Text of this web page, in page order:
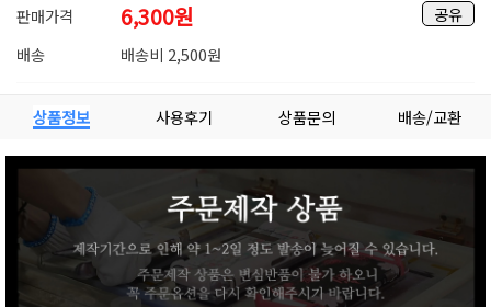
공유
판매가격 6,300원
배송 배송비 2,500원
상품정보 사용후기 상품문의 배송/교환